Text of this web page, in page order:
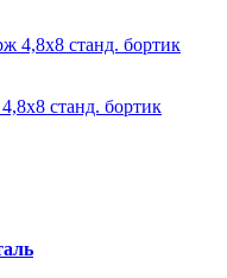
станд. бортик